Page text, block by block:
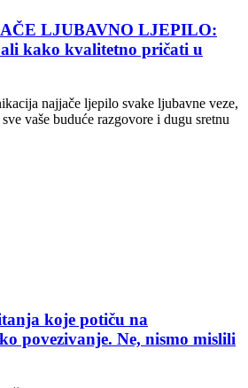
LJUBAVNO LJEPILO:
kako kvalitetno pričati u
najjače ljepilo svake ljubavne veze,
vaše buduće razgovore i dugu sretnu
koje potiču na
povezivanje. Ne, nismo mislili